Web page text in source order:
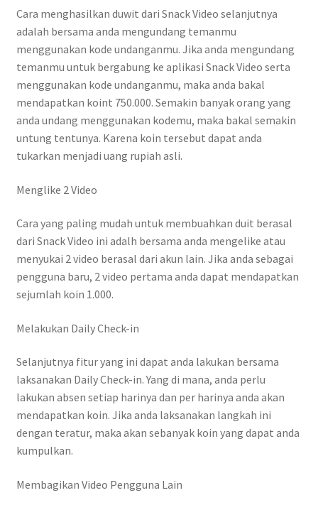
Cara menghasilkan duwit dari Snack Video selanjutnya
adalah bersama anda mengundang temanmu
menggunakan kode undanganmu. Jika anda mengundang
temanmu untuk bergabung ke aplikasi Snack Video serta
menggunakan kode undanganmu, maka anda bakal
mendapatkan koint 750.000. Semakin banyak orang yang
anda undang menggunakan kodemu, maka bakal semakin
untung tentunya. Karena koin tersebut dapat anda
tukarkan menjadi uang rupiah asli.
Menglike 2 Video
Cara yang paling mudah untuk membuahkan duit berasal
dari Snack Video ini adalh bersama anda mengelike atau
menyukai 2 video berasal dari akun lain. Jika anda sebagai
pengguna baru, 2 video pertama anda dapat mendapatkan
sejumlah koin 1.000.
Melakukan Daily Check-in
Selanjutnya fitur yang ini dapat anda lakukan bersama
laksanakan Daily Check-in. Yang di mana, anda perlu
lakukan absen setiap harinya dan per harinya anda akan
mendapatkan koin. Jika anda laksanakan langkah ini
dengan teratur, maka akan sebanyak koin yang dapat anda
kumpulkan.
Membagikan Video Pengguna Lain